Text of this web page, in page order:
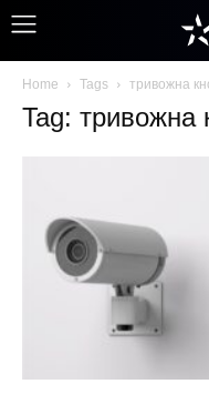
Home Tags тривожна
Tag: тривожна